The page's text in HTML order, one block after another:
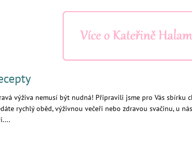
výživa nemusí být nudná! Připravili jsme pro Vás sbírku
rychlý oběd, výživnou večeři nebo zdravou svačinu,